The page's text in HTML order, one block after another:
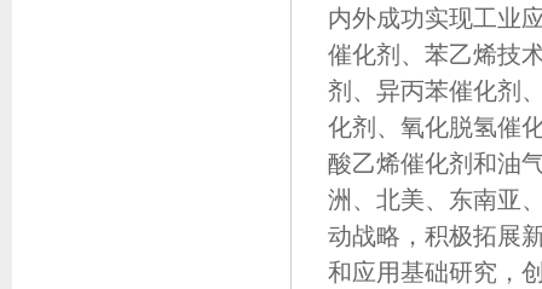
内外成功实现工业
催化剂、苯乙烯技
剂、异丙苯催化剂
化剂、氧化脱氢催
酸乙烯催化剂和油
洲、北美、东南亚
动战略，积极拓展
和应用基础研究，